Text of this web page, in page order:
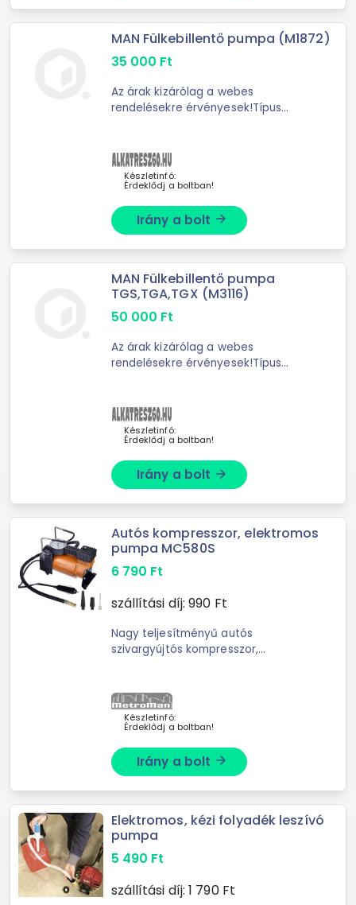
MAN Fülkebillentő pumpa (M1872)
35 000 Ft
Az árak kizárólag a webes
rendelésekre érvényesek!Típus
2 144.0 mmSzélesség 125.0
mmVastagság 58.0
mmCsatlakozások száma 2.0 db
Készletinfó:
Érdeklődj a boltban!
Irány a bolt arrow_forward
MAN Fülkebillentő pumpa
TGS,TGA,TGX (M3116)
50 000 Ft
Az árak kizárólag a webes
rendelésekre érvényesek!Típus
dbmenetes csatlakozó M12x1,5
/M10x1,5Súly 3,56kg Fel
Készletinfó:
Érdeklődj a boltban!
Irány a bolt arrow_forward
Autós kompresszor, elektromos
pumpa MC580S
6 790 Ft
szállítási díj: 990 Ft
Nagy teljesítményű autós
szivargyújtós kompresszor,
Liter/perc-
Készletinfó:
Érdeklődj a boltban!
Irány a bolt arrow_forward
Elektromos, kézi folyadék leszívó
pumpa
5 490 Ft
szállítási díj: 1 790Ft